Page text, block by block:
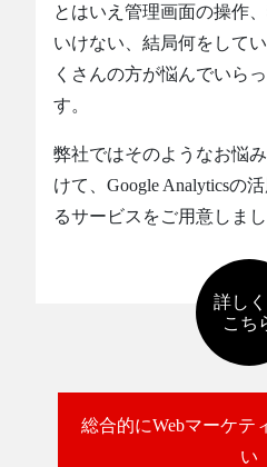
とはいえ管理画面の操作
いけない、結局何をして
くさんの方が悩んでいら
す。
弊社ではそのようなお悩
けて、Google Analyticsの
るサービスをご用意しまし
詳し
こち
総合的にWebマーケテ
い